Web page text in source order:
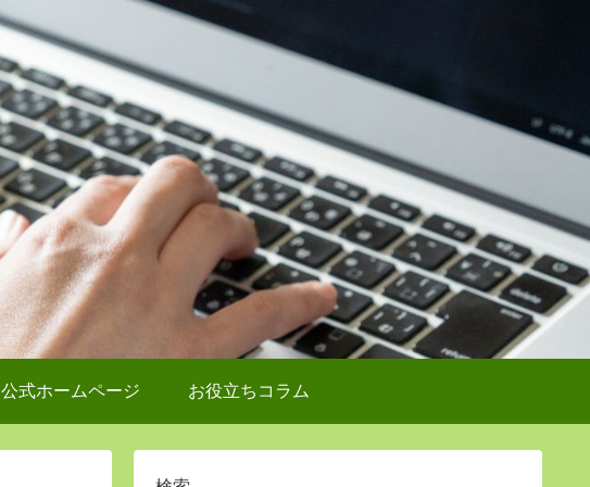
公式ホームページ お役立ちコラム